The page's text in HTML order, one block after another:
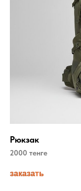
Рюкзак
2000 тенге
заказать